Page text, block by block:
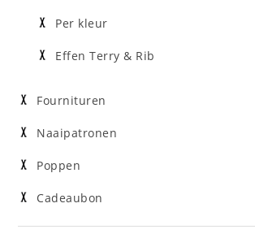
Per kleur
Effen Terry & Rib
Fournituren
Naaipatronen
Poppen
Cadeaubon